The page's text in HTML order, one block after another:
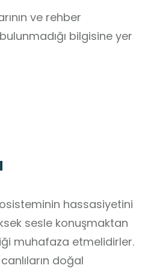
ve rehber
bilgisine yer
hassasiyetini
sesle konuşmaktan
muhafaza etmelidirler.
doğal